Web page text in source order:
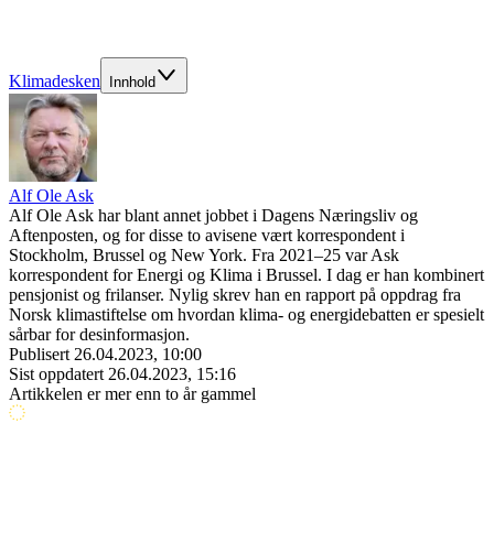
Klimadesken Innhold
Alf Ole Ask
Alf Ole Ask har blant annet jobbet i Dagens Næringsliv og
Aftenposten, og for disse to avisene vært korrespondent i
Stockholm, Brussel og New York. Fra 2021–25 var Ask
korrespondent for Energi og Klima i Brussel. I dag er han kombinert
pensjonist og frilanser. Nylig skrev han en rapport på oppdrag fra
Norsk klimastiftelse om hvordan klima- og energidebatten er spesielt
sårbar for desinformasjon.
Publisert 26.04.2023, 10:00
Sist oppdatert 26.04.2023, 15:16
Artikkelen er mer enn to år gammel